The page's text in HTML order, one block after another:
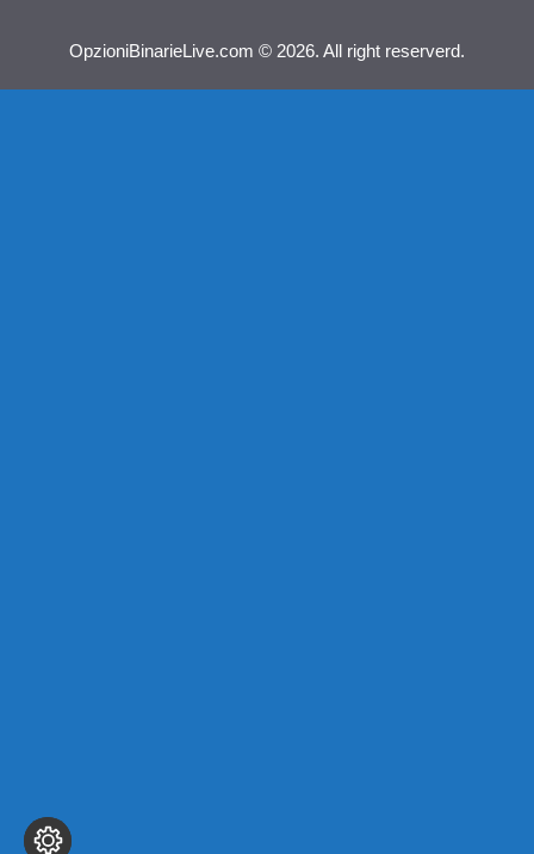
OpzioniBinarieLive.com © 2026. All right reserverd.